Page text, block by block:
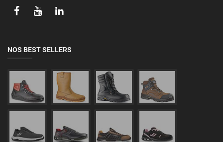
NOS BEST SELLERS